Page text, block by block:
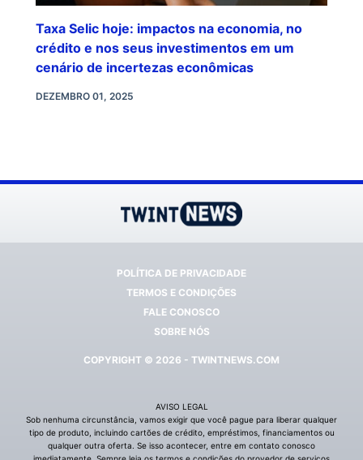
Taxa Selic hoje: impactos na economia, no
crédito e nos seus investimentos em um
cenário de incertezas econômicas
DEZEMBRO 01, 2025
POLÍTICA DE PRIVACIDADE
TERMOS E CONDIÇÕES
FALE CONOSCO
SOBRE NÓS
COPYRIGHT © 2026 - TWINTNEWS.COM